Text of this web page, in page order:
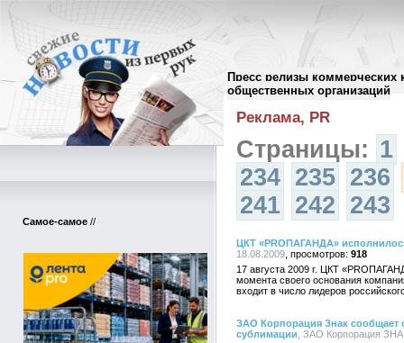
Пресс релизы коммерческих
общественных организаций
Самое-самое //
Архив пресс-релизов//
Реклама, PR
Страницы: 1
234 235 236
241 242 243
ЦКТ «PRОПАГАНДА»
18.08.2009
918
17 августа 2009 г. ЦКТ
момента своего основания
входит в число лидеров
ЗАО Корпорация Знак сообщает
сублимации , ЗАО Корпорация